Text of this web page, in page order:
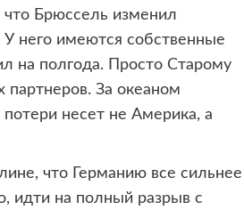
Брюссель изменил
него имеются собственные
на полгода. Просто Старому
партнеров. За океаном
несет не Америка, а
что Германию все сильнее
идти на полный разрыв с